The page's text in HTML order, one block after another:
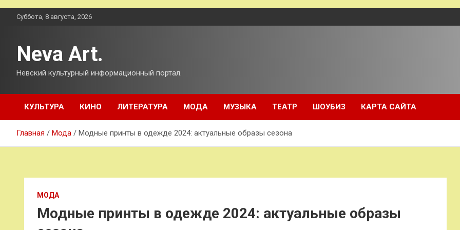
ПерейтиСуббота, 8 августа, 2026
Neva Art.
Невский культурный информационный портал.
КУЛЬТУРА КИНО ЛИТЕРАТУРА МОДА МУЗЫКА ТЕАТР ШОУБИЗ КАРТА САЙТА
Главная Мода Модные принты в одежде 2024: актуальные образы сезона
МОДА
Модные принты в одежде 2024: актуальные образы